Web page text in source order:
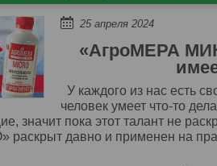
25 апреля 2024
«АгроМЕРА
У каждого из нас есть
человек умеет что-то
значит пока этот талант не
давно и применен на